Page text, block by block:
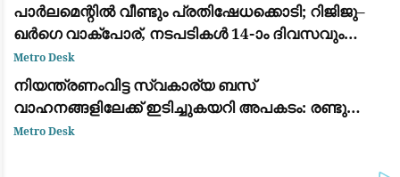
പാർലമെന്റിൽ വീണ്ടും പ്രതിഷേധക്കൊടി; റിജിജു–
ഖർഗെ വാക്പോര്, നടപടികൾ 14-ാം ദിവസവും
സ്തംഭിച്ചു
Metro Desk
നിയന്ത്രണംവിട്ട സ്വകാര്യ ബസ്
വാഹനങ്ങളിലേക്ക് ഇടിച്ചുകയറി അപകടം: രണ്ടു
മരണം, എട്ട് പേർക്ക് പരിക്ക്
Metro Desk